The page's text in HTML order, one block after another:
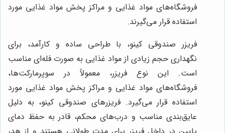
فروشگاه‌های مواد غذایی و مراکز پخش مواد غذایی مورد
استفاده قرار می‌گیرند.
فریزر صندوقی کینو، با طراحی ساده و کارآمد، برای
نگهداری حجم زیادی از مواد غذایی به صورت فله‌ای مناسب
است. این نوع فریزر، معمولاً در سوپرمارکت‌ها،
فروشگاه‌های مواد غذایی و مراکز پخش مواد غذایی مورد
استفاده قرار می‌گیرد. فریزرهای صندوقی کینو، به دلیل
عایق‌بندی مناسب و درب‌های محکم، قادر به حفظ دمای